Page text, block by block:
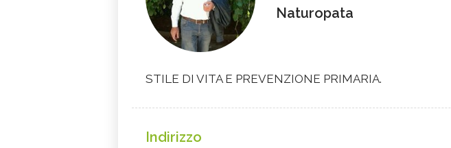
Naturopata
STILE DI VITA E PREVENZIONE PRIMARIA.
Indirizzo